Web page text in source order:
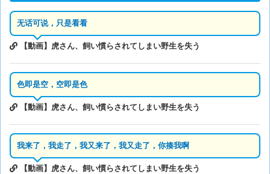
无话可说，只是看看
【動画】虎さん、飼い慣らされてしまい野生を失う
色即是空，空即是色
【動画】虎さん、飼い慣らされてしまい野生を失う
我来了，我走了，我又来了，我又走了，你揍我啊
【動画】虎さん、飼い慣らされてしまい野生を失う